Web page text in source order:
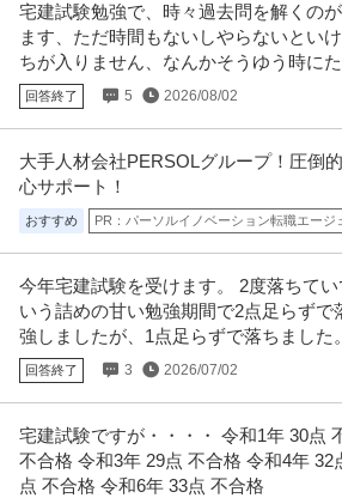
宅建試験勉強で、時々過去問を解くの
ます、ただ時間もないしやらないとい
ちが入りません、なんかそうゆう時に
りますか？
回答終了 5 2026/08/02
大手人材会社PERSOLグループ！圧倒
心サポート！
おすすめ PR：パーソルイノベーション転職エージ
今年宅建試験を受けます。 2度落ちて
いう詰めの甘い勉強期間で2点足らずで
強しましたが、1点足らずで落ちました
回答終了 3 2026/07/02
宅建試験ですが・・・・ 令和1年 30点
不合格 令和3年 29点 不合格 令和4年 32
点 不合格 令和6年 33点 不合格